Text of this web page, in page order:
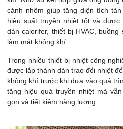
cánh nhôm giúp tăng diện tích
hiệu suất truyền nhiệt tốt và
dàn calorifer, thiết bị HVAC,
làm mát không khí.
Trong nhiều thiết bị nhiệt công
được lắp thành dàn trao đổi nhiệt
không khí trước khi đưa vào quá
tăng hiệu quả truyền nhiệt mà
gọn và tiết kiệm năng lượng.